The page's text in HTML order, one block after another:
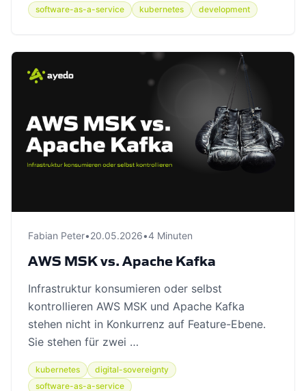
software-as-a-service kubernetes development
Fabian Peter•20.05.2026•4 Minuten
AWS MSK vs. Apache Kafka
Infrastruktur konsumieren oder selbst
kontrollieren AWS MSK und Apache Kafka
stehen nicht in Konkurrenz auf Feature-Ebene.
Sie stehen für zwei …
kubernetes
digital-sovereignty
software-as-a-service